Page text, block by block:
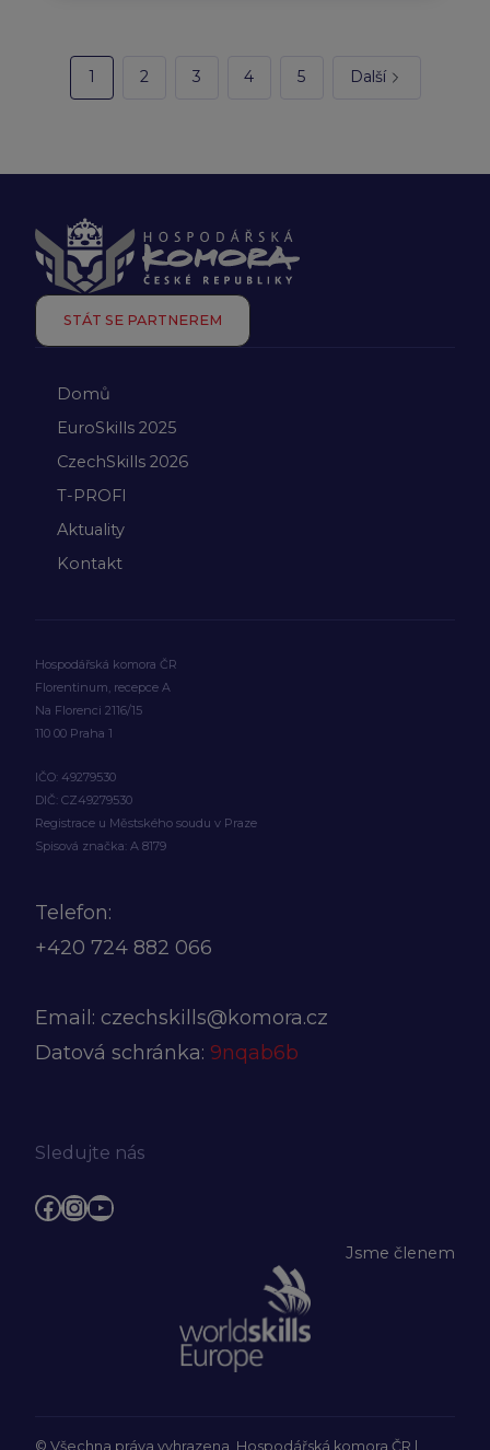
1 2 3 4 5 Další
STÁT SE PARTNEREM
Domů
EuroSkills 2025
CzechSkills 2026
T-PROFI
Aktuality
Kontakt
Hospodářská komora ČR
Florentinum, recepce A
Na Florenci 2116/15
110 00 Praha 1
IČO: 49279530
DIČ: CZ49279530
Registrace u Městského soudu v Praze
Spisová značka: A 8179
Telefon:
+420 724 882 066
Email: czechskills@komora.cz
Datová schránka: 9nqab6b
Sledujte nás
Facebook
Instagram
YouTube
Jsme členem
© Všechna práva vyhrazena, Hospodářská komora ČR |